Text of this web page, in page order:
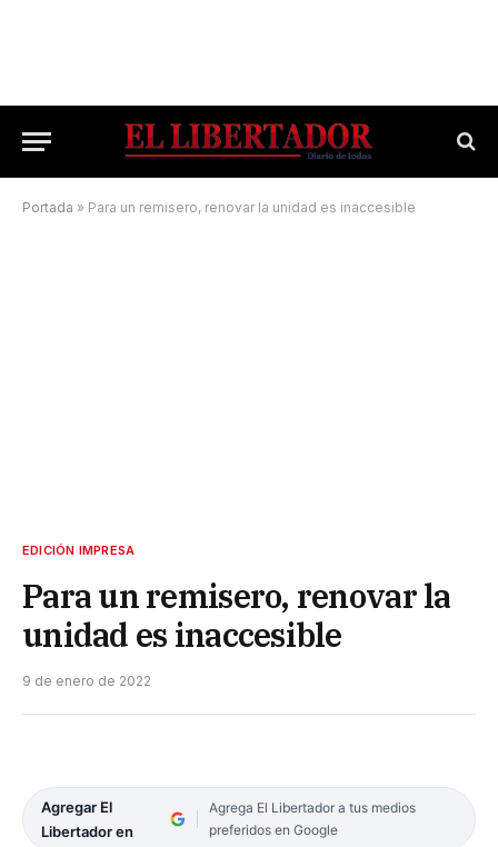
Portada » Para un remisero, renovar la unidad es inaccesible
EDICIÓN IMPRESA
Para un remisero, renovar la
unidad es inaccesible
9 de enero de 2022
Agregar El
Libertador en
Agrega El Libertador a tus medios
preferidos en Google